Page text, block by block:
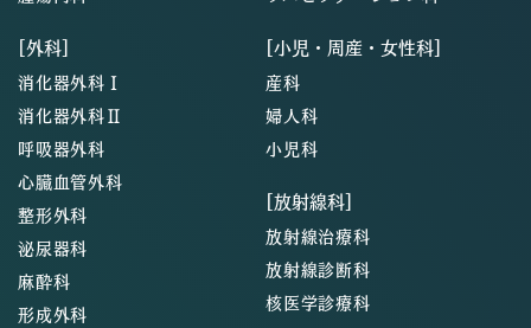
[外科]
消化器外科Ⅰ
消化器外科Ⅱ
呼吸器外科
心臓血管外科
整形外科
泌尿器科
麻酔科
形成外科
[小児・周産・女性科]
産科
婦人科
小児科
[放射線科]
放射線治療科
放射線診断科
核医学診療科